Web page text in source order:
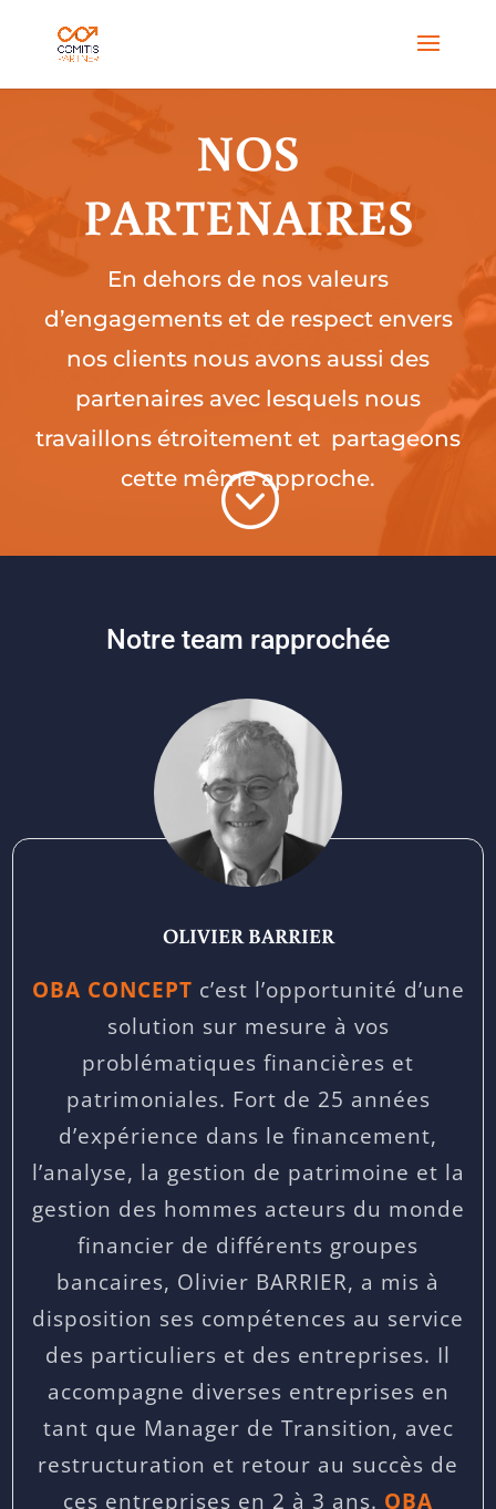
NOS
PARTENAIRES
En dehors de nos valeurs
d’engagements et de respect envers
nos clients nous avons aussi des
partenaires avec lesquels nous
travaillons étroitement et partageons
cette même approche.
;
Notre team rapprochée
OLIVIER BARRIER
OBA CONCEPT c’est l’opportunité d’une
solution sur mesure à vos
problématiques financières et
patrimoniales. Fort de 25 années
d’expérience dans le financement,
l’analyse, la gestion de patrimoine et la
gestion des hommes acteurs du monde
financier de différents groupes
bancaires, Olivier BARRIER, a mis à
disposition ses compétences au service
des particuliers et des entreprises. Il
accompagne diverses entreprises en
tant que Manager de Transition, avec
restructuration et retour au succès de
ces entreprises en 2 à 3 ans. OBA